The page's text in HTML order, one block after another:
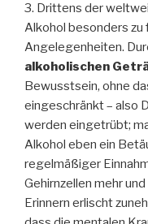
3. Drittens der
Alkohol besonders zu
Angelegenheiten.
alkoholischen
Bewusstsein, ohne
eingeschränkt – also
werden eingetrübt;
Alkohol eben ein
regelmäßiger
Gehirnzellen mehr
Erinnern erlischt